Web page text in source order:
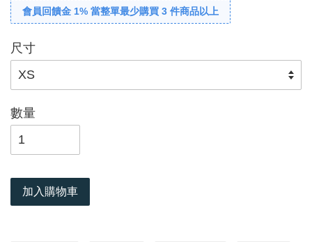
會員回饋金 1% 當整單最少購買 3 件商品以上
尺寸
數量
加入購物車